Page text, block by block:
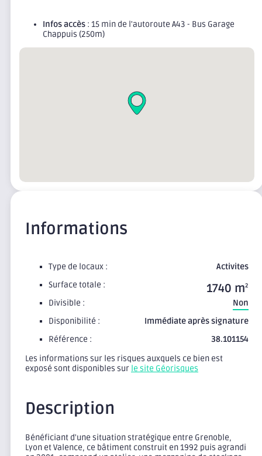
Infos accès : 15 min de l'autoroute A43 - Bus Garage
Chappuis (250m)
Informations
Type de locaux :
Activites
Surface totale :
1740 m2
Divisible :
Non
Disponibilité :
Immédiate après signature
Référence :
38.101154
Les informations sur les risques auxquels ce bien est
exposé sont disponibles sur le site Géorisques
Description
Bénéficiant d'une situation stratégique entre Grenoble,
Lyon et Valence, ce bâtiment construit en 1992 puis agrandi